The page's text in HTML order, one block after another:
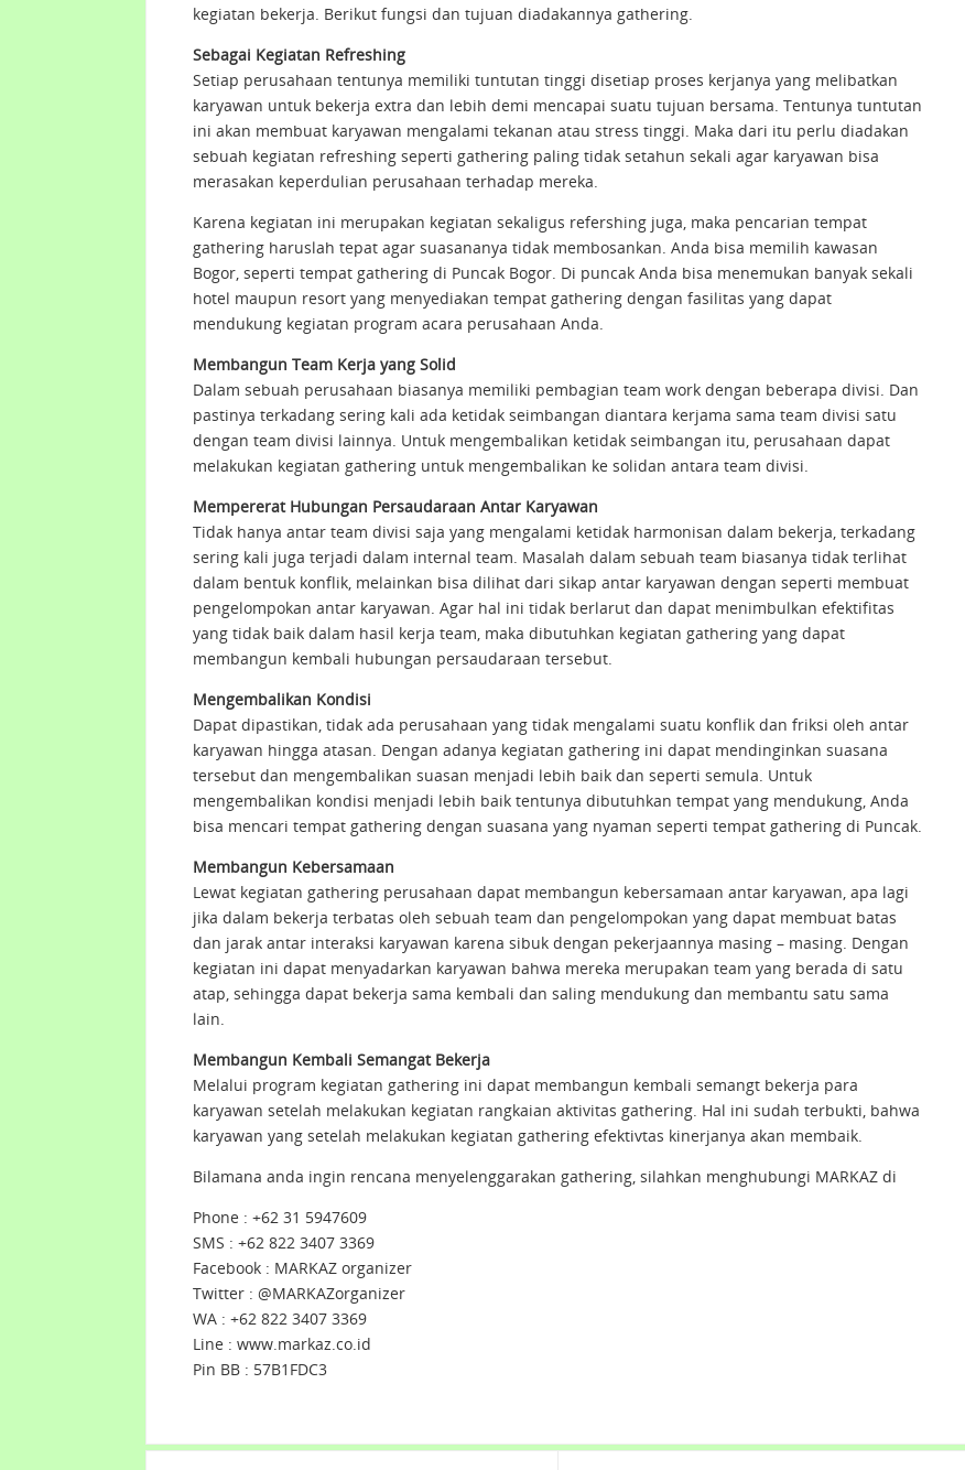
kegiatan bekerja. Berikut fungsi dan tujuan diadakannya gathering.
Sebagai Kegiatan Refreshing
Setiap perusahaan tentunya memiliki tuntutan tinggi disetiap proses kerjanya yang melibatkan
karyawan untuk bekerja extra dan lebih demi mencapai suatu tujuan bersama. Tentunya tuntutan
ini akan membuat karyawan mengalami tekanan atau stress tinggi. Maka dari itu perlu diadakan
sebuah kegiatan refreshing seperti gathering paling tidak setahun sekali agar karyawan bisa
merasakan keperdulian perusahaan terhadap mereka.
Karena kegiatan ini merupakan kegiatan sekaligus refershing juga, maka pencarian tempat
gathering haruslah tepat agar suasananya tidak membosankan. Anda bisa memilih kawasan
Bogor, seperti tempat gathering di Puncak Bogor. Di puncak Anda bisa menemukan banyak sekali
hotel maupun resort yang menyediakan tempat gathering dengan fasilitas yang dapat
mendukung kegiatan program acara perusahaan Anda.
Membangun Team Kerja yang Solid
Dalam sebuah perusahaan biasanya memiliki pembagian team work dengan beberapa divisi. Dan
pastinya terkadang sering kali ada ketidak seimbangan diantara kerjama sama team divisi satu
dengan team divisi lainnya. Untuk mengembalikan ketidak seimbangan itu, perusahaan dapat
melakukan kegiatan gathering untuk mengembalikan ke solidan antara team divisi.
Mempererat Hubungan Persaudaraan Antar Karyawan
Tidak hanya antar team divisi saja yang mengalami ketidak harmonisan dalam bekerja, terkadang
sering kali juga terjadi dalam internal team. Masalah dalam sebuah team biasanya tidak terlihat
dalam bentuk konflik, melainkan bisa dilihat dari sikap antar karyawan dengan seperti membuat
pengelompokan antar karyawan. Agar hal ini tidak berlarut dan dapat menimbulkan efektifitas
yang tidak baik dalam hasil kerja team, maka dibutuhkan kegiatan gathering yang dapat
membangun kembali hubungan persaudaraan tersebut.
Mengembalikan Kondisi
Dapat dipastikan, tidak ada perusahaan yang tidak mengalami suatu konflik dan friksi oleh antar
karyawan hingga atasan. Dengan adanya kegiatan gathering ini dapat mendinginkan suasana
tersebut dan mengembalikan suasan menjadi lebih baik dan seperti semula. Untuk
mengembalikan kondisi menjadi lebih baik tentunya dibutuhkan tempat yang mendukung, Anda
bisa mencari tempat gathering dengan suasana yang nyaman seperti tempat gathering di Puncak.
Membangun Kebersamaan
Lewat kegiatan gathering perusahaan dapat membangun kebersamaan antar karyawan, apa lagi
jika dalam bekerja terbatas oleh sebuah team dan pengelompokan yang dapat membuat batas
dan jarak antar interaksi karyawan karena sibuk dengan pekerjaannya masing – masing. Dengan
kegiatan ini dapat menyadarkan karyawan bahwa mereka merupakan team yang berada di satu
atap, sehingga dapat bekerja sama kembali dan saling mendukung dan membantu satu sama
lain.
Membangun Kembali Semangat Bekerja
Melalui program kegiatan gathering ini dapat membangun kembali semangt bekerja para
karyawan setelah melakukan kegiatan rangkaian aktivitas gathering. Hal ini sudah terbukti, bahwa
karyawan yang setelah melakukan kegiatan gathering efektivtas kinerjanya akan membaik.
Bilamana anda ingin rencana menyelenggarakan gathering, silahkan menghubungi MARKAZ di
Phone : +62 31 5947609
SMS : +62 822 3407 3369
Facebook : MARKAZ organizer
Twitter : @MARKAZorganizer
WA : +62 822 3407 3369
Line : www.markaz.co.id
Pin BB : 57B1FDC3